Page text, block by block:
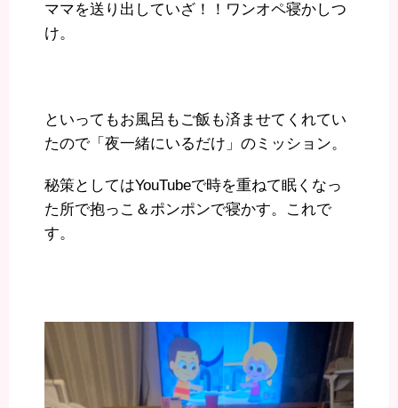
ママを送り出していざ！！ワンオペ寝かしつ
け。
といってもお風呂もご飯も済ませてくれてい
たので「夜一緒にいるだけ」のミッション。
秘策としてはYouTubeで時を重ねて眠くなっ
た所で抱っこ＆ポンポンで寝かす。これで
す。